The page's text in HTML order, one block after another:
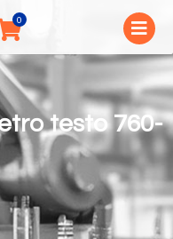
testo 760-